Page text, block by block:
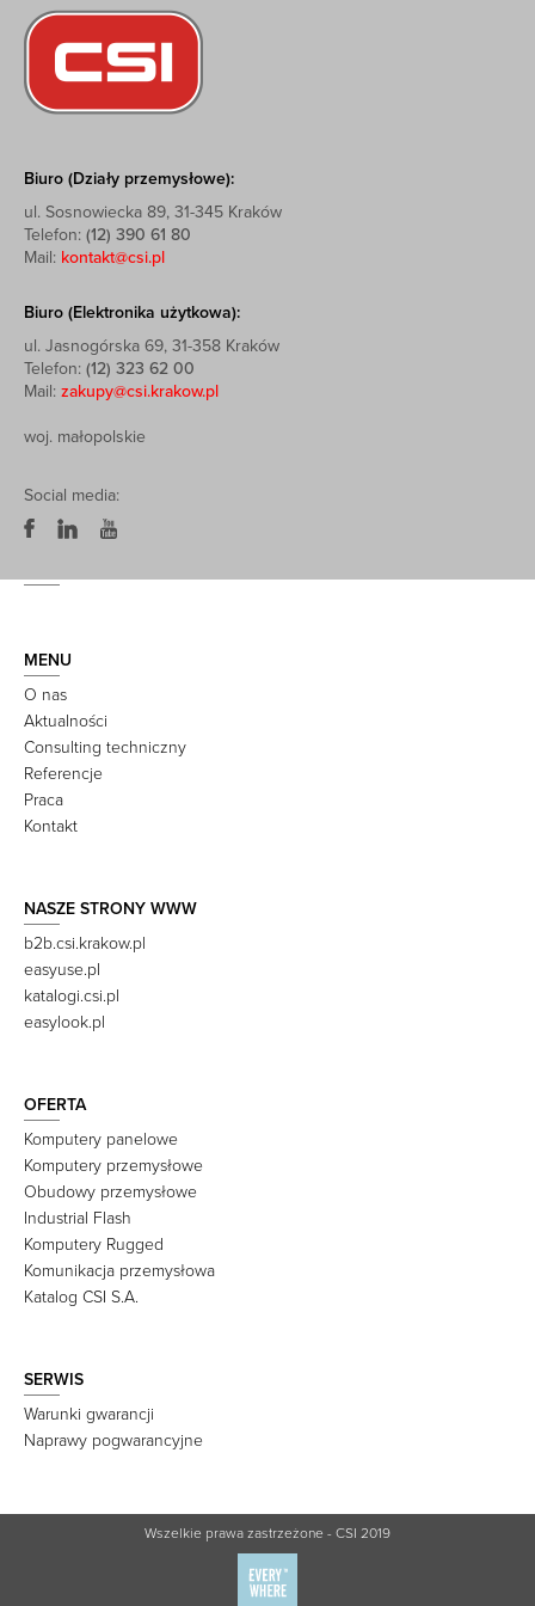
Biuro (Działy przemysłowe):
ul. Sosnowiecka 89, 31-345 Kraków
Telefon: (12) 390 61 80
Mail: kontakt@csi.pl
Biuro (Elektronika użytkowa):
ul. Jasnogórska 69, 31-358 Kraków
Telefon: (12) 323 62 00
Mail: zakupy@csi.krakow.pl
woj. małopolskie
Social media:
MENU
O nas
Aktualności
Consulting techniczny
Referencje
Praca
Kontakt
NASZE STRONY WWW
b2b.csi.krakow.pl
easyuse.pl
katalogi.csi.pl
easylook.pl
OFERTA
Komputery panelowe
Komputery przemysłowe
Obudowy przemysłowe
Industrial Flash
Komputery Rugged
Komunikacja przemysłowa
Katalog CSI S.A.
SERWIS
Warunki gwarancji
Naprawy pogwarancyjne
Wszelkie prawa zastrzeżone - CSI 2019